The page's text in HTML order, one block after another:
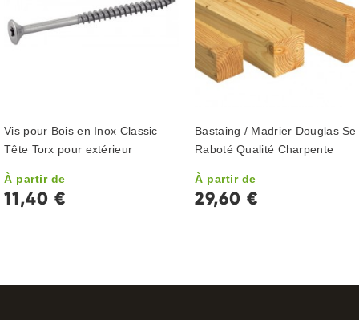
Vis pour Bois en Inox Classic
Tête Torx pour extérieur
À partir de
11,40 €
Bastaing / Madrier Douglas
Raboté Qualité Charpente
À partir de
29,60 €